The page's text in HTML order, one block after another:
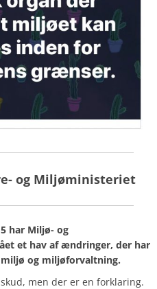
og Miljøministeriet
har Miljø- og
et hav af ændringer, der har
og miljøforvaltning.
men der er en forklaring.